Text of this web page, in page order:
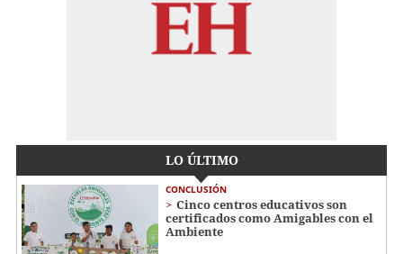
LO ÚLTIMO
CONCLUSIÓN
Cinco centros educativos son
certificados como Amigables con el
Ambiente